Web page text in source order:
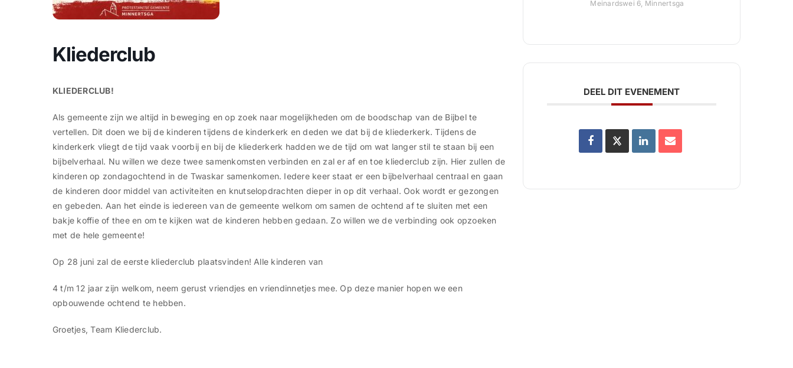
Kliederclub
KLIEDERCLUB!
Als gemeente zijn we altijd in beweging en op zoek naar mogelijkheden om de boodschap van de Bijbel te
vertellen. Dit doen we bij de kinderen tijdens de kinderkerk en deden we dat bij de kliederkerk. Tijdens de
kinderkerk vliegt de tijd vaak voorbij en bij de kliederkerk hadden we de tijd om wat langer stil te staan bij een
bijbelverhaal. Nu willen we deze twee samenkomsten verbinden en zal er af en toe kliederclub zijn. Hier zullen de
kinderen op zondagochtend in de Twaskar samenkomen. Iedere keer staat er een bijbelverhaal centraal en gaan
de kinderen door middel van activiteiten en knutselopdrachten dieper in op dit verhaal. Ook wordt er gezongen
en gebeden. Aan het einde is iedereen van de gemeente welkom om samen de ochtend af te sluiten met een
bakje koffie of thee en om te kijken wat de kinderen hebben gedaan. Zo willen we de verbinding ook opzoeken
met de hele gemeente!
Op 28 juni zal de eerste kliederclub plaatsvinden! Alle kinderen van
4 t/m 12 jaar zijn welkom, neem gerust vriendjes en vriendinnetjes mee. Op deze manier hopen we een
opbouwende ochtend te hebben.
Groetjes, Team Kliederclub.
Meinardswei 6, Minnertsga
DEEL DIT EVENEMENT